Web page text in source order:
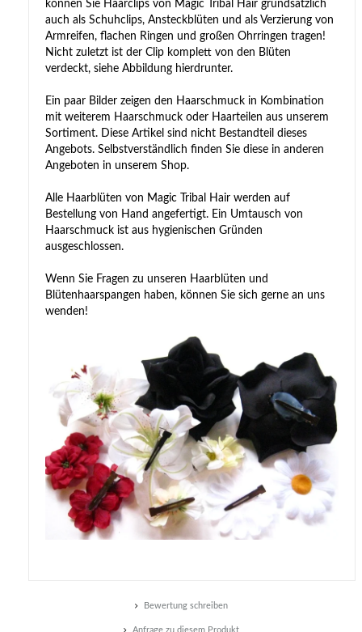
können Sie Haarclips von Magic Tribal Hair grundsätzlich
auch als Schuhclips, Ansteckblüten und als Verzierung von
Armreifen, flachen Ringen und großen Ohrringen tragen!
Nicht zuletzt ist der Clip komplett von den Blüten
verdeckt, siehe Abbildung hierdrunter.
Ein paar Bilder zeigen den Haarschmuck in Kombination
mit weiterem Haarschmuck oder Haarteilen aus unserem
Sortiment. Diese Artikel sind nicht Bestandteil dieses
Angebots. Selbstverständlich finden Sie diese in anderen
Angeboten in unserem Shop.
Alle Haarblüten von Magic Tribal Hair werden auf
Bestellung von Hand angefertigt. Ein Umtausch von
Haarschmuck ist aus hygienischen Gründen
ausgeschlossen.
Wenn Sie Fragen zu unseren Haarblüten und
Blütenhaarspangen haben, können Sie sich gerne an uns
wenden!
Bewertung schreiben